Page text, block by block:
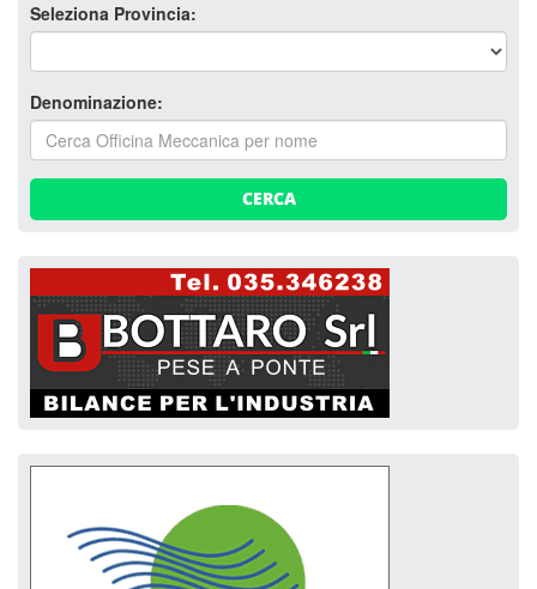
Seleziona Provincia:
Denominazione:
CERCA